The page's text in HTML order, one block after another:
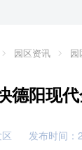
园区资讯 园
德阳现
发布时间：